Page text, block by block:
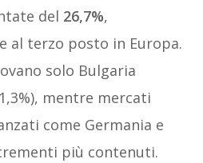
del 26,7%,
al terzo posto in Europa.
solo Bulgaria
mentre mercati
come Germania e
più contenuti.